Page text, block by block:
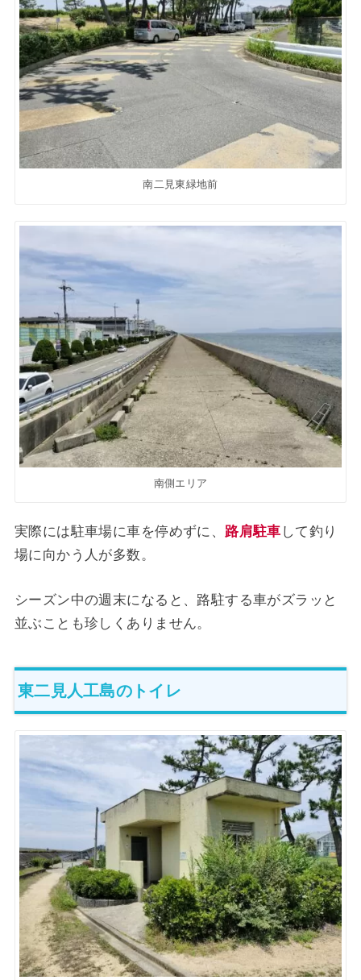
南二見東緑地前
南側エリア
実際には駐車場に車を停めずに、 路肩駐車 して釣り
場に向かう人が多数。
シーズン中の週末になると、路駐する車がズラッと
並ぶことも珍しくありません。
東二見人工島のトイレ